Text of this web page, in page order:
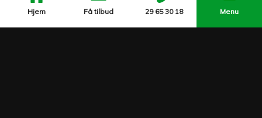
Hjem Få tilbud 29 65 30 18 Menu